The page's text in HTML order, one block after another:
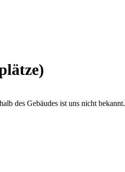
des Gebäudes ist uns nicht bekannt.